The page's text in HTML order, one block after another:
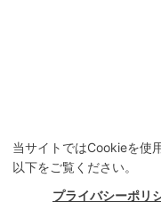
当サイトではCookieを使
以下をご覧ください。
プライバシーポリ